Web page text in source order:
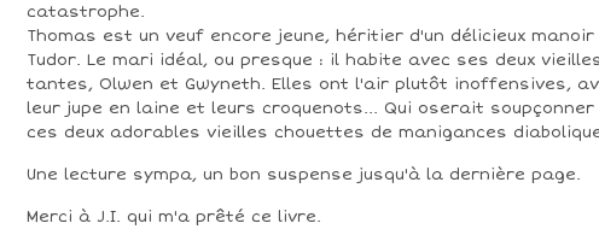
catastrophe.
Thomas est un veuf encore jeune, héritier d'un délicieux manoir
Tudor. Le mari idéal, ou presque : il habite avec ses deux
tantes, Olwen et Gwyneth. Elles ont l'air plutôt inoffensives,
leur jupe en laine et leurs croquenots... Qui oserait soupçonner
ces deux adorables vieilles chouettes de manigances
Une lecture sympa, un bon suspense jusqu'à la dernière page.
Merci à J.I. qui m'a prêté ce livre.